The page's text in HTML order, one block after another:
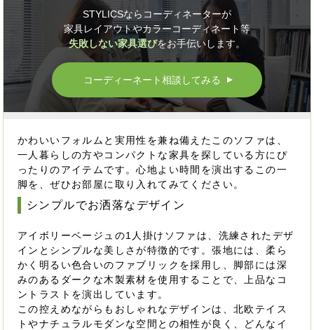
STYLICSならコーディネーターが
家具レイアウトやカラーコーディネート等
失敗しない家具選びをお手伝いします。
コーディーネート相談してみる ▲
かわいいフォルムと実用性を兼ね備えたこのソファは、
一人暮らしの方やコンパクトな家具を探している方にぴ
ったりのアイテムです。心地よい時間を演出するこの一
脚を、ぜひお部屋に取り入れてみてください。
シンプルでお洒落なデザイン
アイボリーベージュの1人掛けソファは、洗練されたデザ
インとシンプルな美しさが特徴的です。張地には、柔ら
かく明るい色合いのファブリックを採用し、脚部には深
みのあるダークな木製素材を使用することで、上品なコ
ントラストを演出しています。
この控えめながらもおしゃれなデザインは、北欧テイス
トやナチュラルモダンな空間との相性が良く、どんなイ